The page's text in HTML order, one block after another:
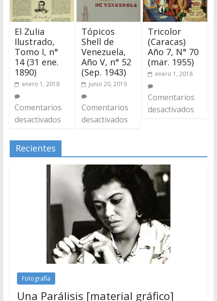
El Zulia
Ilustrado,
Tomo I, n°
14 (31 ene.
1890)
enero 1, 2018
Comentarios
desactivados
Tópicos
Shell de
Venezuela,
Año V, n° 52
(Sep. 1943)
junio 20, 2019
Comentarios
desactivados
Tricolor
(Caracas)
Año 7, N° 70
(mar. 1955)
enero 1, 2018
Comentarios
desactivados
Recientes
Fotografía
Una Parálisis [material gráfico]